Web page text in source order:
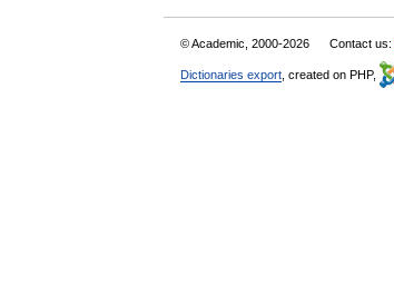
© Academic, 2000-2026 Contact us:
Dictionaries export , created on PHP,